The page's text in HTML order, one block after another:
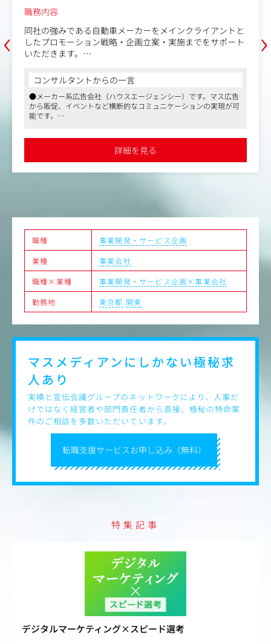
を行います。
※ディレクター1人あたり3～5サイトを担当していただき
ます。希望や適性に応じて担当業務を決定します。
■利用するツール・ソフト等：
・制作環境・主な使用ツール…Redmine、Chatwork、Goo
gle アナリティクス、Adobe XD、DocBase、MIERUCA、D
S.INSIGHT
‹
職務内容
同社の強みである自動車メーカーをメインクライアントと
したプロモーション戦略・企画立案・実施までをサポート
いただきます。
＜具体的な業務例＞
・販売店への来店誘引キャンペーンの企画実施
・販促ツールの企画制作
・チャネルWebサイトの企画運営
・インナーコンベンション等イベントの企画実施
キャンペーンおよびプロモーション戦略の立案
・ATL・BTLを組み合わせ、戦略的に一貫したキャンペーン
コンサルタントからの一言
●メーカー系広告会社（ハウスエージェンシー）です。マス広告
から販促、イベントなど横断的なコミュニケーションの実現が可
能です。
●1年の契約社員後、正社員としての就業を見込んでいます。
詳細を見る
›
職種
事業開発・サービス企画
業種
事業会社
職種×業種
事業開発・サービス企画×事業会社
勤務地
東京都 関東
転職支援サービスお申し込み（無料）
マスメディアンにしかない極秘求
人あり
実績と宣伝会議グループのネットワークにより、人事だ
けではなく経営者や部門責任者から直接、極秘の特命案
件のご相談を多数いただいています。
特集記事
デジタルマーケティング×スピード選考